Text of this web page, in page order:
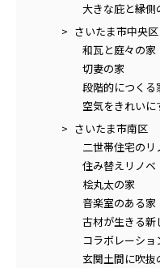
大きな庇と縁側
さいたま市中央区
和瓦と庭々の家
切妻の家
段階的につくる
空気をきれいに
さいたま市南区
二世帯住宅のリ
住み替えリノベ
桧丸太の家
音楽室のある家
古材が生きる新
コラボレーシ
玄関土間に吹抜